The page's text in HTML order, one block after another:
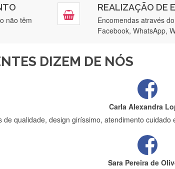
não têm
REALIZAÇÃO DE
Encomendas através
Facebook, WhatsApp,
DIZEM DE NÓS
Rápido, atendimento 5*. Hoje chegará a segunda
rápida entrega e vinha muito bem
Carla Alexandra
de qualidade, design giríssimo, atendimento
Sara Pereira de